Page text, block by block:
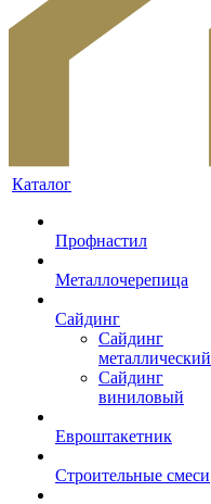
Каталог
Профнастил
Металлочерепица
Сайдинг
Сайдинг
металлический
Сайдинг
виниловый
Евроштакетник
Строительные смеси